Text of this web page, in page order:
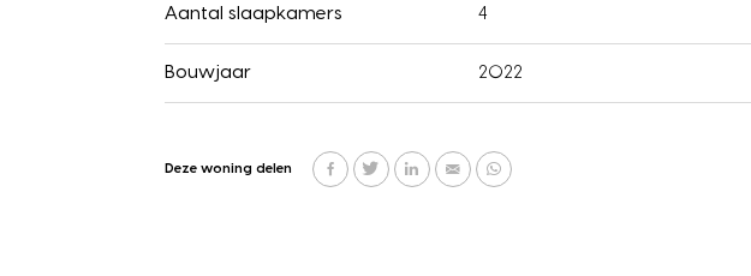
Aantal slaapkamers 4
Bouwjaar 2022
Deze woning delen